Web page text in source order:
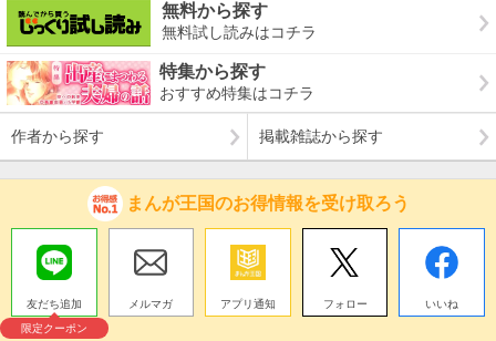
無料から探す
無料試し読みはコチラ
特集から探す
おすすめ特集はコチラ
作者から探す 掲載雑誌から探す
まんが王国のお得情報を受け取ろう
友だち追加
限定クーポン
メルマガ アプリ通知 フォロー いいね